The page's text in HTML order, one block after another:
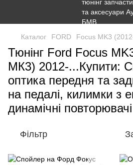
Каталог FORD Focus MK3
Тюнінг Ford Focus
МК3) 2012-...Купити:
оптика передня та
на педалі, килимки з
динамічні
Фільтр